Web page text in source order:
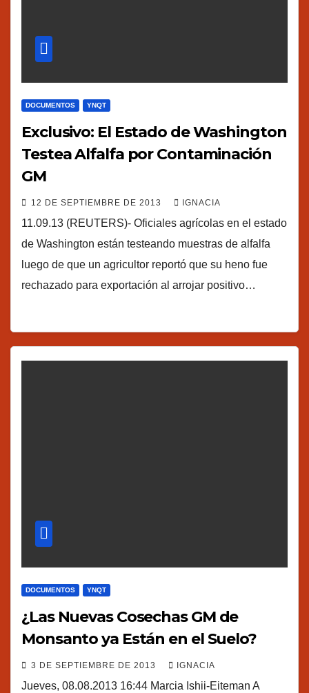
DOCUMENTOS YNQT
Exclusivo: El Estado de Washington
Testea Alfalfa por Contaminación
GM
12 DE SEPTIEMBRE DE 2013 IGNACIA
11.09.13 (REUTERS)- Oficiales agrícolas en el estado
de Washington están testeando muestras de alfalfa
luego de que un agricultor reportó que su heno fue
rechazado para exportación al arrojar positivo…
DOCUMENTOS YNQT
¿Las Nuevas Cosechas GM de
Monsanto ya Están en el Suelo?
3 DE SEPTIEMBRE DE 2013 IGNACIA
Jueves, 08.08.2013 16:44 Marcia Ishii-Eiteman A